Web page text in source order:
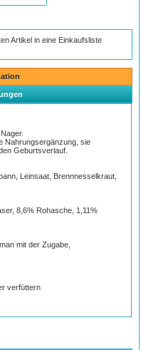
Artikel in eine Einkaufsliste
Nahrungsergänzung, sie
Geburtsverlauf.
Leinsaat, Brennnesselkraut,
8,6% Rohasche, 1,11%
mit der Zugabe,
verfüttern